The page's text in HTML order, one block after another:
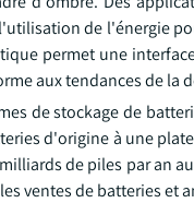
de l'énergie
permet une
aux tendances de la
de stockage de
d'origine à une
de piles par an
ventes de batteries et